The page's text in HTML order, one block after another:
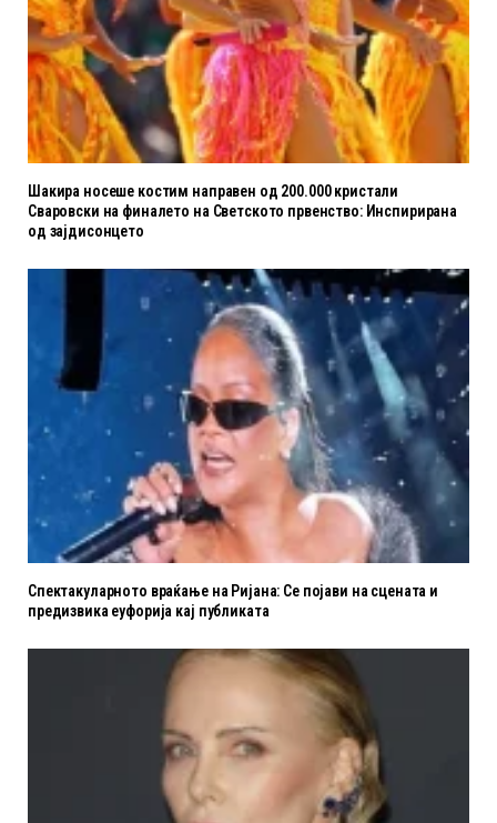
Шакира носеше костим направен од 200.000 кристали
Сваровски на финалето на Светското првенство: Инспирирана
од зајдисонцето
Спектакуларното враќање на Ријана: Се појави на сцената и
предизвика еуфорија кај публиката